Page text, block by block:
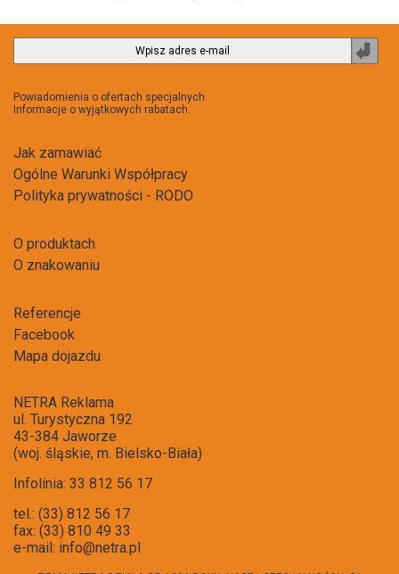
Powiadomienia o ofertach specjalnych.
Informacje o wyjątkowych rabatach.
Jak zamawiać
Ogólne Warunki Współpracy
Polityka prywatności - RODO
O produktach
O znakowaniu
Referencje
Facebook
Mapa dojazdu
NETRA Reklama
ul. Turystyczna 192
43-384 Jaworze
(woj. śląskie, m. Bielsko-Biała)
Infolinia: 33 812 56 17
tel.: (33) 812 56 17
fax: (33) 810 49 33
e-mail: info@netra.pl